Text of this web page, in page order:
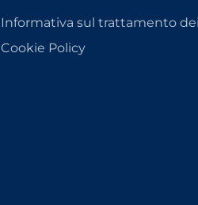
Informativa sul trattamento
Cookie Policy